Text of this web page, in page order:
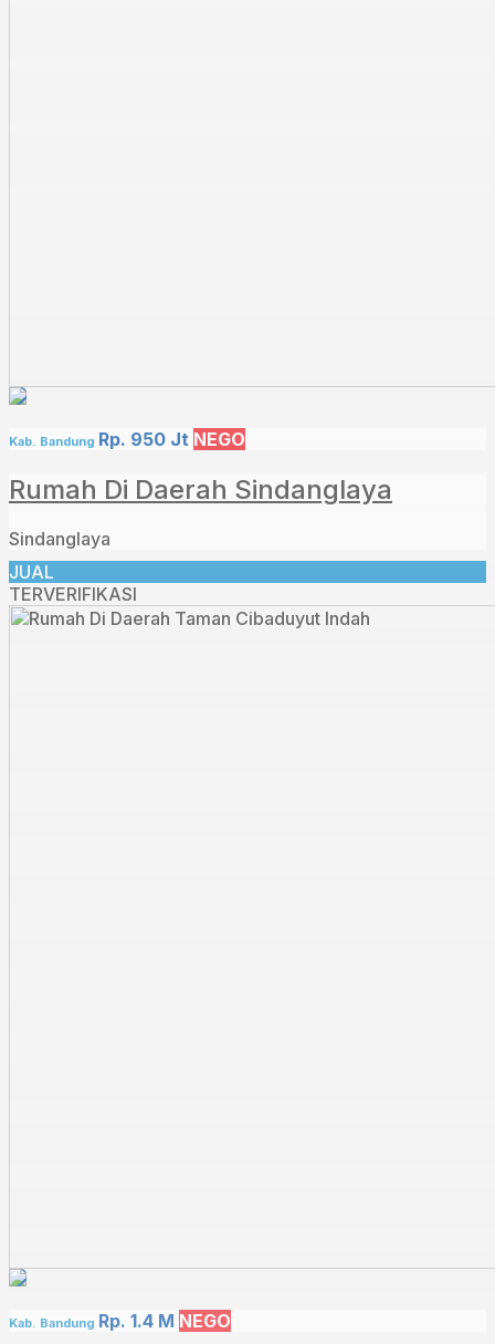
Kab. Bandung Rp. 950 Jt NEGO
Rumah Di Daerah Sindanglaya
Sindanglaya
JUAL
TERVERIFIKASI
Kab. Bandung Rp. 1.4 M NEGO